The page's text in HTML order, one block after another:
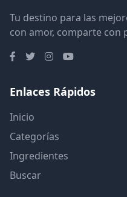
Tu destino para las
con amor, comparte con
Enlaces Rápidos
Inicio
Categorías
Ingredientes
Buscar